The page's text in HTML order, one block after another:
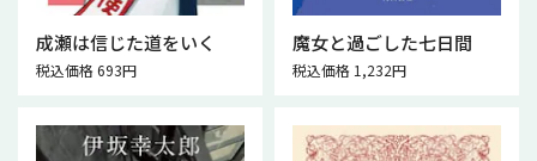
成瀬は信じた道をいく
税込価格 693円
魔女と過ごした七日間
税込価格 1,232円